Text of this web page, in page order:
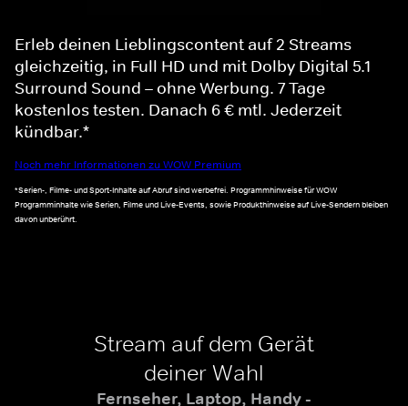
Erleb deinen Lieblingscontent auf 2 Streams
gleichzeitig, in Full HD und mit Dolby Digital 5.1
Surround Sound – ohne Werbung. 7 Tage
kostenlos testen. Danach 6 € mtl. Jederzeit
kündbar.*
Noch mehr Informationen zu WOW Premium
*Serien-, Filme- und Sport-Inhalte auf Abruf sind werbefrei. Programmhinweise für WOW
Programminhalte wie Serien, Filme und Live-Events, sowie Produkthinweise auf Live-Sendern bleiben
davon unberührt.
Stream auf dem Gerät
deiner Wahl
Fernseher, Laptop, Handy -